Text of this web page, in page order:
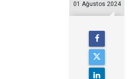
01 Ağustos 2024